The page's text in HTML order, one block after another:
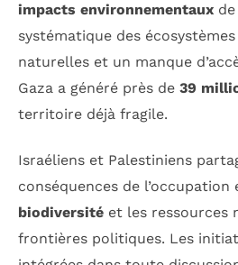
impacts environnementaux
systématique des
naturelles et un manque
Gaza a généré près de 39
territoire déjà fragile.
Israéliens et Palestiniens
conséquences de l’occupation
biodiversité et les ressources
frontières politiques. Les